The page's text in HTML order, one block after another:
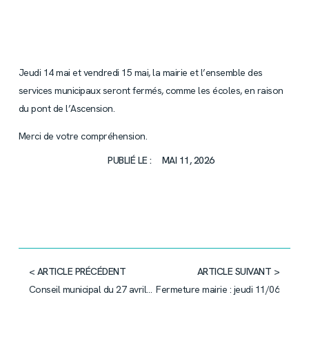
Jeudi 14 mai et vendredi 15 mai, la mairie et l’ensemble des
services municipaux seront fermés, comme les écoles, en raison
du pont de l’Ascension.
Merci de votre compréhension.
PUBLIÉ LE :
MAI 11, 2026
< ARTICLE PRÉCÉDENT
Conseil municipal du 27 avril : vote des taux d’imposition
ARTICLE SUIVANT >
Fermeture mairie : jeudi 11/06